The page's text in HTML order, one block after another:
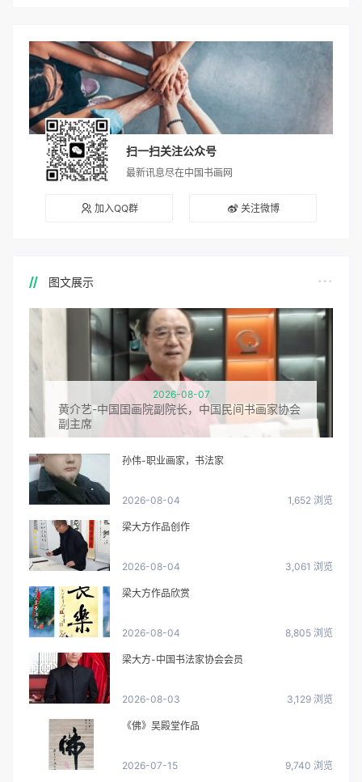
扫一扫关注公众号
最新讯息尽在中国书画网
加入QQ群 关注微博
图文展示
2026-08-07
黄介艺-中国国画院副院长，中国民间书画家协会
副主席
孙伟-职业画家，书法家
2026-08-04 1,652 浏览
梁大方作品创作
2026-08-04 3,061 浏览
梁大方作品欣赏
2026-08-04 8,805 浏览
梁大方-中国书法家协会会员
2026-08-03 3,129 浏览
《佛》吴殿堂作品
2026-07-15 9,740 浏览